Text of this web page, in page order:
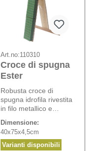
Art.no:110310
Croce di spugna
Ester
Robusta croce di
spugna idrofila rivestita
in filo metallico e
tenuta molto sicura
grazie alla solida base
in legno con supporto.
Dimensione:
40x75x4,5cm
Varianti disponibili